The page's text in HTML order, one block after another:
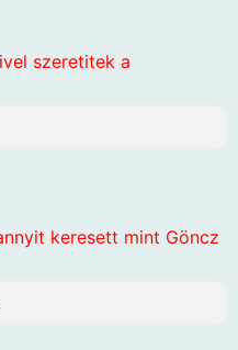
szeretitek a
keresett mint Göncz